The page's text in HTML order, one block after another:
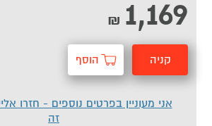
1,169
₪
קניה הוסף
אני מעוניין בפרטים נוספים - חזרו
זה